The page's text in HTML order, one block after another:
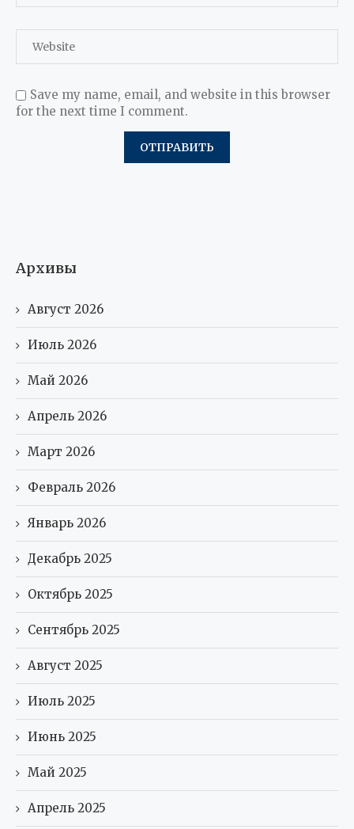
Save my name, email, and website in this browser
for the next time I comment.
Архивы
Август 2026
Июль 2026
Май 2026
Апрель 2026
Март 2026
Февраль 2026
Январь 2026
Декабрь 2025
Октябрь 2025
Сентябрь 2025
Август 2025
Июль 2025
Июнь 2025
Май 2025
Апрель 2025